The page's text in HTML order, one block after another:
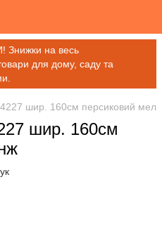
на весь
для дому, саду та
шир. 160см персиковий
шир. 160см